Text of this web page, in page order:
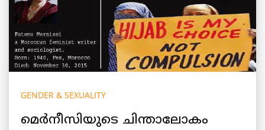
GENDER & SEXUALITY
മെര്‍നീസിയുടെ ചിന്താലോകം